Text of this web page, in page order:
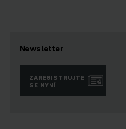
Newsletter
ZAREGISTRUJTE
SE NYNÍ